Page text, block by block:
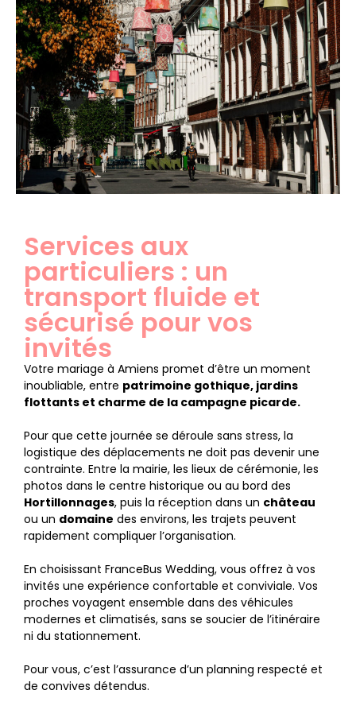
Services aux
particuliers : un
transport fluide et
sécurisé pour vos
invités
Votre mariage à Amiens promet d’être un moment
inoubliable, entre patrimoine gothique, jardins
flottants et charme de la campagne picarde.
Pour que cette journée se déroule sans stress, la
logistique des déplacements ne doit pas devenir une
contrainte. Entre la mairie, les lieux de cérémonie, les
photos dans le centre historique ou au bord des
Hortillonnages, puis la réception dans un château
ou un domaine des environs, les trajets peuvent
rapidement compliquer l’organisation.
En choisissant FranceBus Wedding, vous offrez à vos
invités une expérience confortable et conviviale. Vos
proches voyagent ensemble dans des véhicules
modernes et climatisés, sans se soucier de l’itinéraire
ni du stationnement.
Pour vous, c’est l’assurance d’un planning respecté et
de convives détendus.